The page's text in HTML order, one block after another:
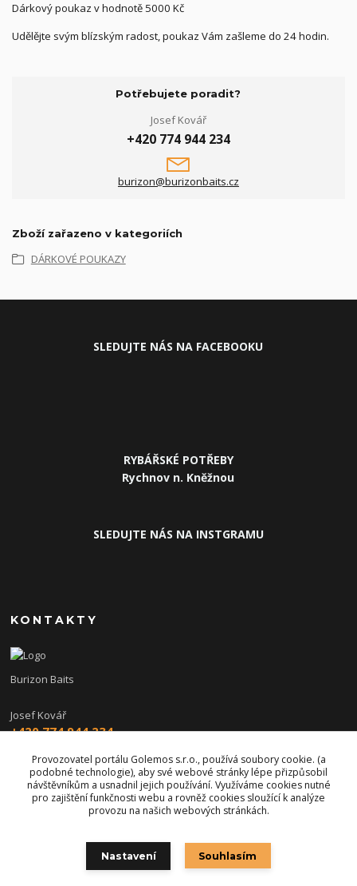
Dárkový poukaz v hodnotě 5000 Kč
Udělějte svým blízským radost, poukaz Vám zašleme do 24 hodin.
Potřebujete poradit?
Josef Kovář
+420 774 944 234
burizon@burizonbaits.cz
Zboží zařazeno v kategoriích
DÁRKOVÉ POUKAZY
SLEDUJTE NÁS NA FACEBOOKU
RYBÁŘSKÉ POTŘEBY
Rychnov n. Kněžnou
SLEDUJTE NÁS NA INSTGRAMU
KONTAKTY
Burizon Baits
Josef Kovář
+420 774 944 234
burizon@burizonbaits.cz
Provozovatel portálu Golemos s.r.o., používá soubory cookie. (a
podobné technologie), aby své webové stránky lépe přizpůsobil
návštěvníkům a usnadnil jejich používání. Využíváme cookies nutné
pro zajištění funkčnosti webu a rovněž cookies sloužící k analýze
provozu na našich webových stránkách.
Nastavení Souhlasím